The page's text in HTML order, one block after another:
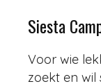
Siesta
Voor wie
zoekt en wil